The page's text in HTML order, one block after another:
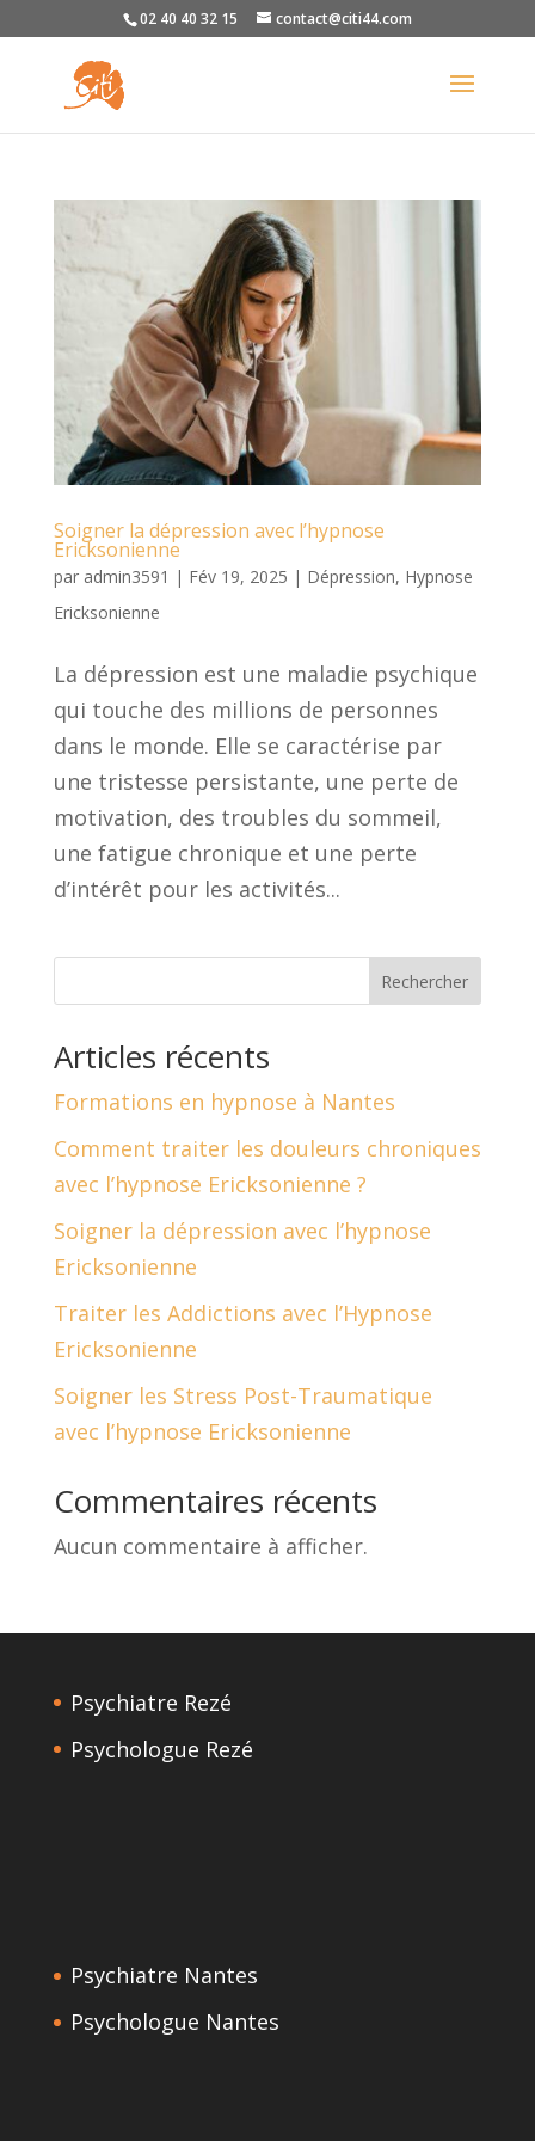
02 40 40 32 15 contact@citi44.com
Soigner la dépression avec l’hypnose
Ericksonienne
par admin3591 | Fév 19, 2025 | Dépression, Hypnose
Ericksonienne
La dépression est une maladie psychique
qui touche des millions de personnes
dans le monde. Elle se caractérise par
une tristesse persistante, une perte de
motivation, des troubles du sommeil,
une fatigue chronique et une perte
d’intérêt pour les activités...
Rechercher
Articles récents
Formations en hypnose à Nantes
Comment traiter les douleurs chroniques
avec l’hypnose Ericksonienne ?
Soigner la dépression avec l’hypnose
Ericksonienne
Traiter les Addictions avec l’Hypnose
Ericksonienne
Soigner les Stress Post-Traumatique
avec l’hypnose Ericksonienne
Commentaires récents
Aucun commentaire à afficher.
Psychiatre Rezé
Psychologue Rezé
Psychiatre Nantes
Psychologue Nantes